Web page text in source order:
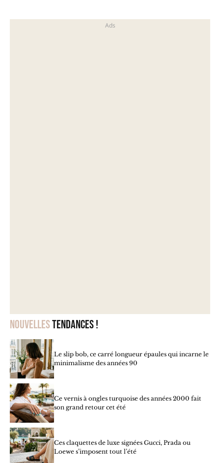
Nouvellestendances !
Le slip bob, ce carré longueur épaules qui incarne le
minimalisme des années 90
Ce vernis à ongles turquoise des années 2000 fait
son grand retour cet été
Ces claquettes de luxe signées Gucci, Prada ou
Loewe s’imposent tout l’été